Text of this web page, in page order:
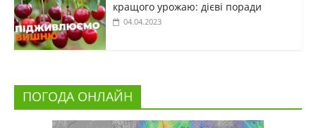
кращого урожаю: дієві поради
04.04.2023
ПОГОДА ОНЛАЙН